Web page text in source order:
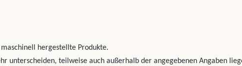
hergestellte Produkte.
unterscheiden, teilweise auch außerhalb der angegebenen Angaben